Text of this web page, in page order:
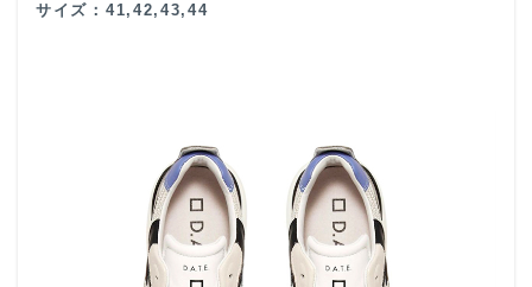
サイズ：41,42,43,44